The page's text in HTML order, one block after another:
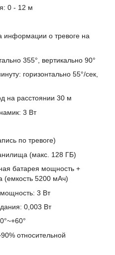
0 - 12 м
информации о тревоге на
355°, вертикально 90°
горизонтально 55°/сек,
на расстоянии 30 м
3 Вт
по тревоге)
(макс. 128 ГБ)
батарея мощность +
(емкость 5200 мАч)
3 Вт
0,003 Вт
относительной